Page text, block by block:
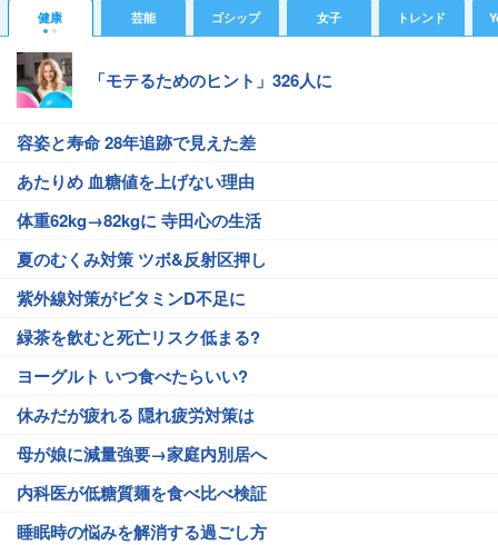
健康 芸能 ゴシップ 女子 トレンド
「モテるためのヒント」326人に
容姿と寿命 28年追跡で見えた差
あたりめ 血糖値を上げない理由
体重62kg→82kgに 寺田心の生活
夏のむくみ対策 ツボ&反射区押し
紫外線対策がビタミンD不足に
緑茶を飲むと死亡リスク低まる?
ヨーグルト いつ食べたらいい?
休みだが疲れる 隠れ疲労対策は
母が娘に減量強要→家庭内別居へ
内科医が低糖質麺を食べ比べ検証
睡眠時の悩みを解消する過ごし方